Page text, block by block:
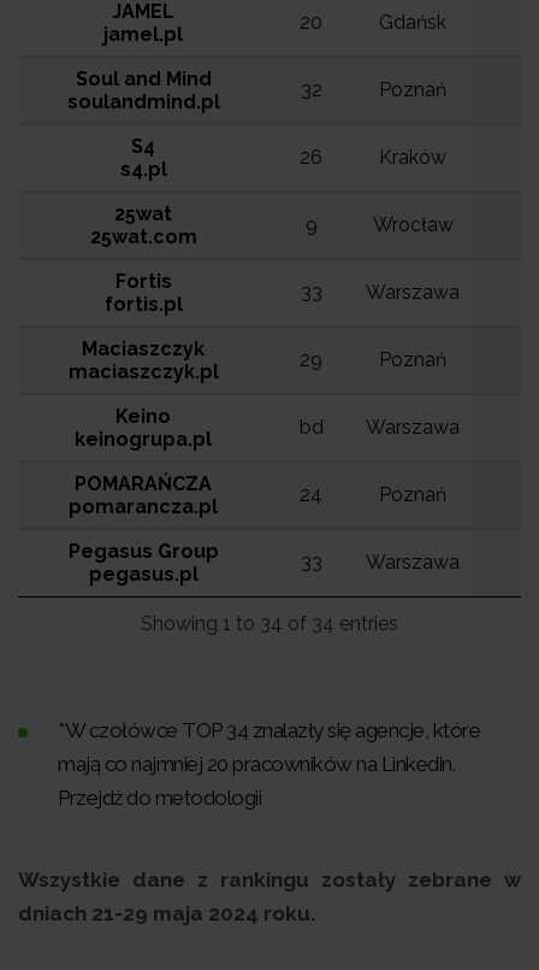
JAMEL
jamel.pl
20 Gdańsk
Soul and Mind
soulandmind.pl
32 Poznań
S4
s4.pl
26 Kraków
25wat
25wat.com
9 Wrocław
Fortis
fortis.pl
33 Warszawa
Maciaszczyk
maciaszczyk.pl
29 Poznań
Keino
keinogrupa.pl
bd Warszawa
POMARAŃCZA
pomarancza.pl
24 Poznań
Pegasus Group
pegasus.pl
33 Warszawa
Showing 1 to 34 of 34 entries
*W czołówce TOP 34 znalazły się agencje, które
mają co najmniej 20 pracowników na Linkedin.
Przejdź do metodologii
Wszystkie dane z rankingu zostały zebrane w
dniach 21-29 maja 2024 roku.